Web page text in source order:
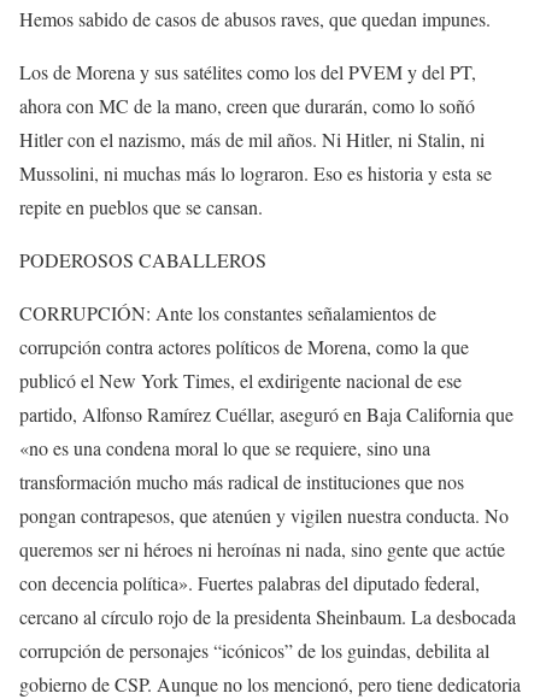
Hemos sabido de casos de abusos raves, que quedan impunes.
Los de Morena y sus satélites como los del PVEM y del PT,
ahora con MC de la mano, creen que durarán, como lo soñó
Hitler con el nazismo, más de mil años. Ni Hitler, ni Stalin, ni
Mussolini, ni muchas más lo lograron. Eso es historia y esta se
repite en pueblos que se cansan.
PODEROSOS CABALLEROS
CORRUPCIÓN: Ante los constantes señalamientos de
corrupción contra actores políticos de Morena, como la que
publicó el New York Times, el exdirigente nacional de ese
partido, Alfonso Ramírez Cuéllar, aseguró en Baja California que
«no es una condena moral lo que se requiere, sino una
transformación mucho más radical de instituciones que nos
pongan contrapesos, que atenúen y vigilen nuestra conducta. No
queremos ser ni héroes ni heroínas ni nada, sino gente que actúe
con decencia política». Fuertes palabras del diputado federal,
cercano al círculo rojo de la presidenta Sheinbaum. La desbocada
corrupción de personajes “icónicos” de los guindas, debilita al
gobierno de CSP. Aunque no los mencionó, pero tiene dedicatoria